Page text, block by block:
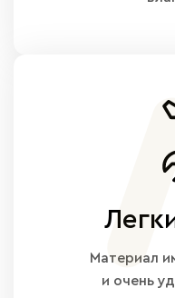
Материал
и очень